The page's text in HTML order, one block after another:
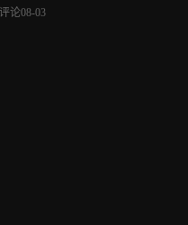
论08-03